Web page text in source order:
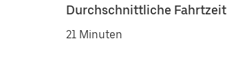
Durchschnittliche Fahrtzeit
21 Minuten